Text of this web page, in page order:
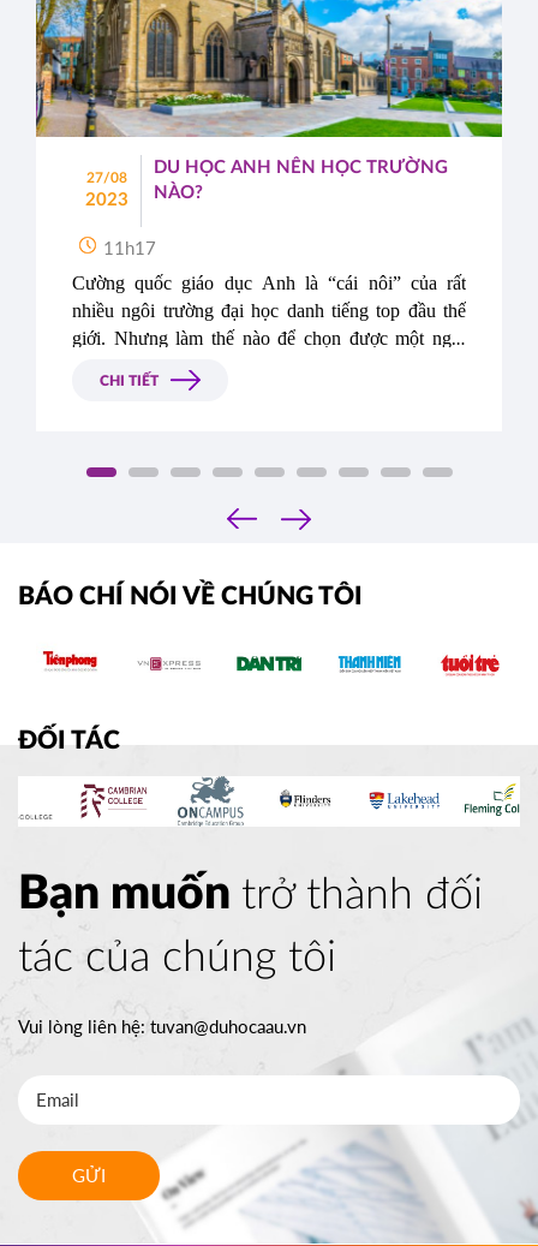
27/08
2023
DU HỌC ANH NÊN HỌC TRƯỜNG
NÀO?
11h17
Cường quốc giáo dục Anh là “cái nôi” của rất
nhiều ngôi trường đại học danh tiếng top đầu thế
giới. Nhưng làm thế nào để chọn được một ngôi
trường hợp mục tiêu, vừa khả năng học lực cũng
như điều kiện tài chính của gia đình lại là một câu
Học Á – Âu khám phá thông qua bài viết sau đây
CHI TIẾT
‹
›
BÁO CHÍ NÓI VỀ CHÚNG TÔI
ĐỐI TÁC
Bạn muốn trở thành đối
tác của chúng tôi
Vui lòng liên hệ: tuvan@duhocaau.vn
GỬI